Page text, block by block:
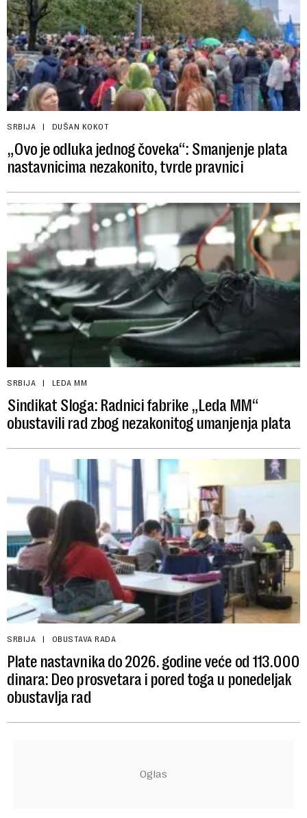
SRBIJA DUŠAN KOKOT
„Ovo je odluka jednog čoveka“: Smanjenje plata
nastavnicima nezakonito, tvrde pravnici
SRBIJA LEDA MM
Sindikat Sloga: Radnici fabrike „Leda MM“
obustavili rad zbog nezakonitog umanjenja plata
SRBIJA OBUSTAVA RADA
Plate nastavnika do 2026. godine veće od 113.000
dinara: Deo prosvetara i pored toga u ponedeljak
obustavlja rad